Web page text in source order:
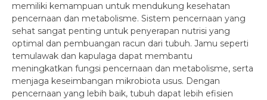
memiliki kemampuan untuk mendukung kesehatan
pencernaan dan metabolisme. Sistem pencernaan yang
sehat sangat penting untuk penyerapan nutrisi yang
optimal dan pembuangan racun dari tubuh. Jamu seperti
temulawak dan kapulaga dapat membantu
meningkatkan fungsi pencernaan dan metabolisme, serta
menjaga keseimbangan mikrobiota usus. Dengan
pencernaan yang lebih baik, tubuh dapat lebih efisien